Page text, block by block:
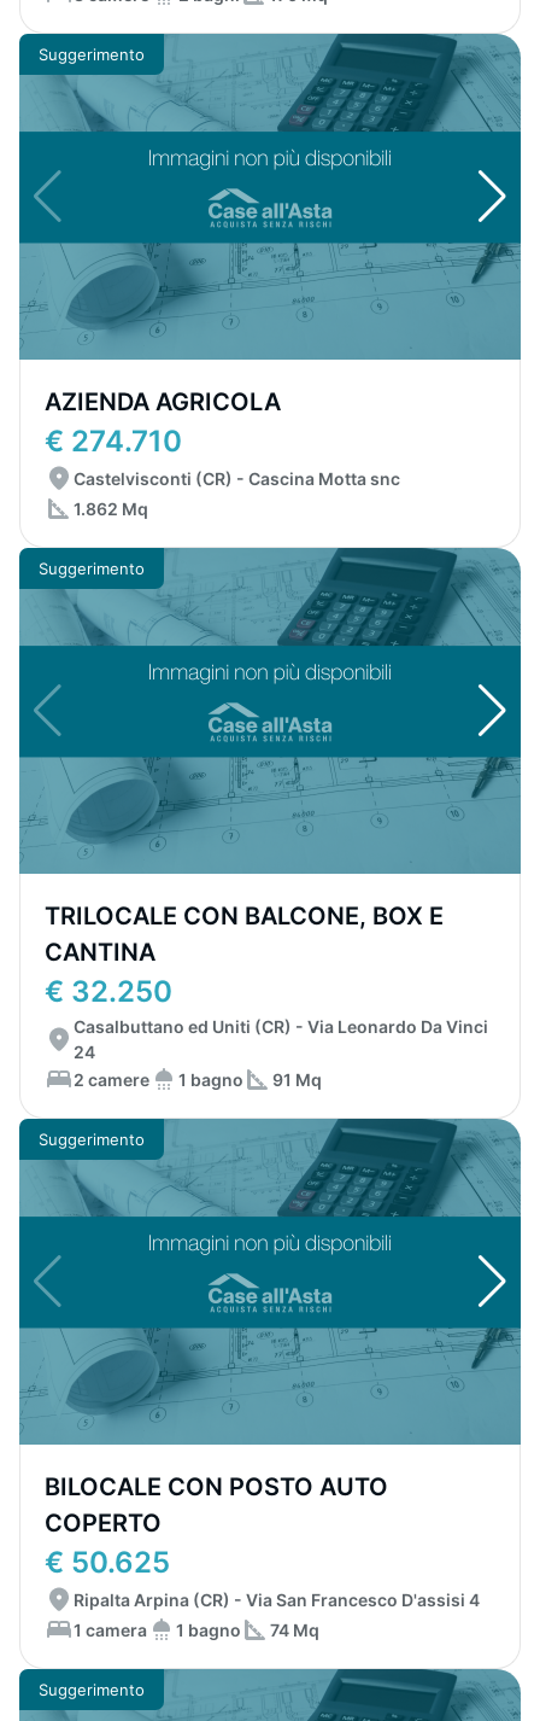
Suggerimento
AZIENDA AGRICOLA
€ 274.710
Castelvisconti (CR) - Cascina Motta snc
1.862 Mq
Suggerimento
TRILOCALE CON BALCONE, BOX E
CANTINA
€ 32.250
Casalbuttano ed Uniti (CR) - Via Leonardo Da Vinci
24
2 camere
1 bagno 91 Mq
Suggerimento
BILOCALE CON POSTO AUTO
COPERTO
€ 50.625
Ripalta Arpina (CR) - Via San Francesco D'assisi 4
1 camera
1 bagno 74 Mq
Suggerimento